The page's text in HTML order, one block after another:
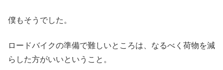
僕もそうでした。
ロードバイクの準備で難しいところは、なるべく荷物を減
らした方がいいということ。